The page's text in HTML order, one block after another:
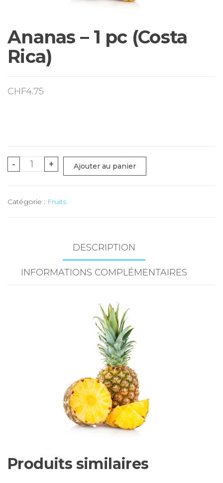
Ananas – 1 pc (Costa
Rica)
CHF4.75
-
quantité
-
+ Ajouter au panier
Catégorie : Fruits
DESCRIPTION
INFORMATIONS COMPLÉMENTAIRES
Produits similaires